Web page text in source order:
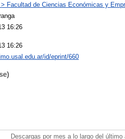
> Facultad de Ciencias Económicas y
16:26
16:26
id/eprint/660
Descargas por mes a lo largo del último